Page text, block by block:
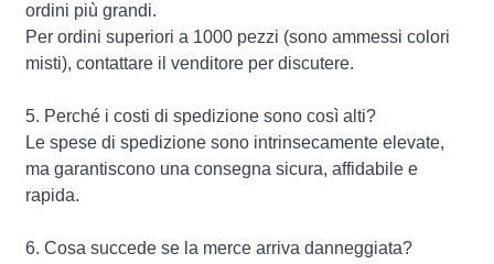
ordini più grandi.
Per ordini superiori a 1000 pezzi (sono ammessi colori
misti), contattare il venditore per discutere.
5. Perché i costi di spedizione sono così alti?
Le spese di spedizione sono intrinsecamente elevate,
ma garantiscono una consegna sicura, affidabile e
rapida.
6. Cosa succede se la merce arriva danneggiata?